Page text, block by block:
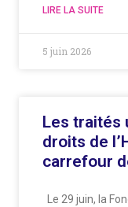
LIRE LA SUITE
5 juin 2026
Les traités
droits de
carrefour
Le 29 juin, la